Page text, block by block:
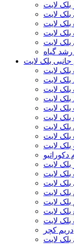
بلک لایت
لایت
لایت
لایت
بلک لایت
گیاه
جانبی بلک لایت
بلک لایت
بلک لایت
لایت
بلک لایت
لایت
لایت
لایت
بلک لایت
بلک لایت
دکوراتیو
بلک لایت
لایت
لایت
لایت
بلک لایت
لایت
لایت
دریم کچر
بلک لایت